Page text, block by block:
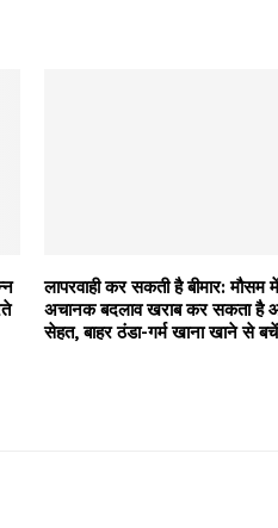
लापरवाही कर सकती है बीमार: मौसम में
अचानक बदलाव खराब कर सकता है
सेहत, बाहर ठंडा-गर्म खाना खाने से बचें